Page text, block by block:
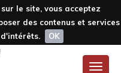
le site, vous acceptez
des contenus et services
OK
Toggle